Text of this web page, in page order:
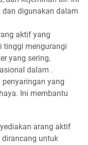
digunakan dalam
aktif yang
tinggi mengurangi
yang sering,
dalam .
yang
Ini membantu
arang aktif
untuk